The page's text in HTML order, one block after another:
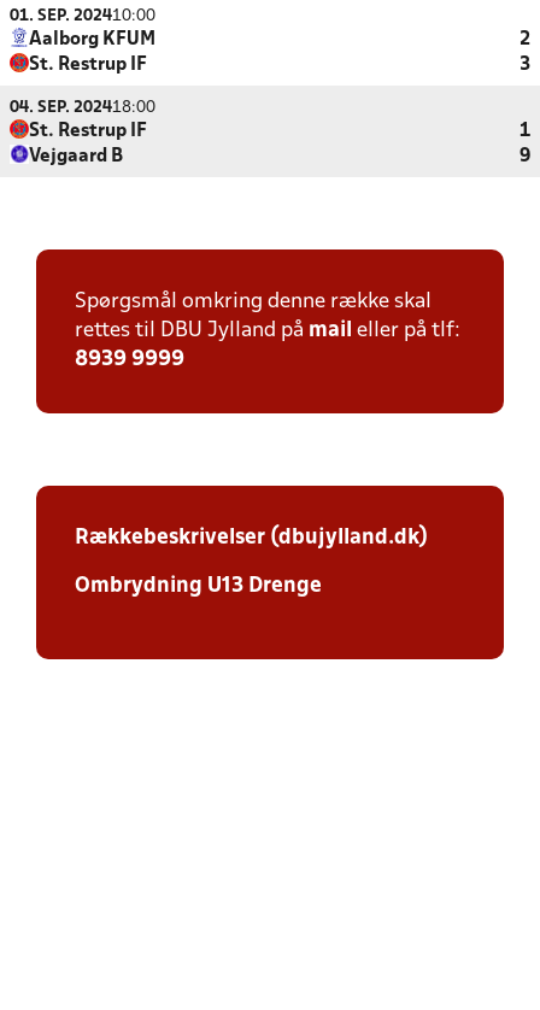
01. SEP. 202410:00
Aalborg KFUM
2
St. Restrup IF
3
04. SEP. 202418:00
St. Restrup IF
1
Vejgaard B
9
Spørgsmål omkring denne række skal
rettes til DBU Jylland på mail eller på tlf:
8939 9999
Rækkebeskrivelser (dbujylland.dk)
Ombrydning U13 Drenge